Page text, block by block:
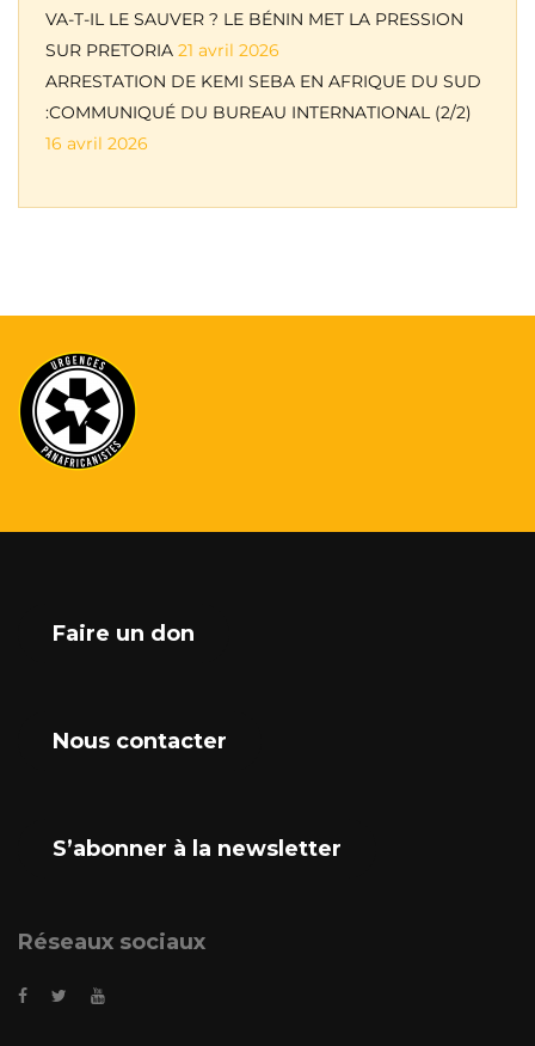
VA-T-IL LE SAUVER ? LE BÉNIN MET LA PRESSION
SUR PRETORIA 21 avril 2026
ARRESTATION DE KEMI SEBA EN AFRIQUE DU SUD
:COMMUNIQUÉ DU BUREAU INTERNATIONAL (2/2)
16 avril 2026
Faire un don
Nous contacter
S’abonner à la newsletter
Réseaux sociaux